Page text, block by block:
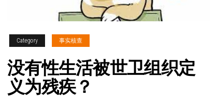
Category 事实核查
没有性生活被世卫组织定
义为残疾？